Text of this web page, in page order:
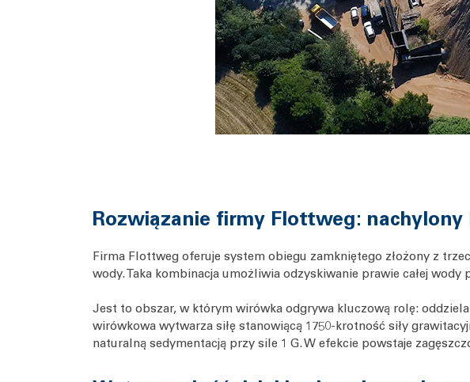
Rozwiązanie firmy Flottweg:
Firma Flottweg oferuje system obiegu zamkniętego złożony z
wody. Taka kombinacja umożliwia odzyskiwanie prawie całej wody
Jest to obszar, w którym wirówka odgrywa kluczową rolę:
wirówkowa wytwarza siłę stanowiącą 1750-krotność siły
naturalną sedymentacją przy sile 1 G. W efekcie powstaje